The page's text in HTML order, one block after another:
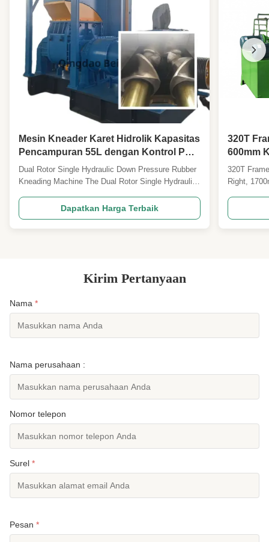
,10 Inch Karet Open Mill
Mesin Kneader Karet Hidrolik Kapasitas
Pencampuran 55L dengan Kontrol PLC
untuk Pemrosesan Karet yang Efisien
Dual Rotor Single Hydraulic Down Pressure Rubber
Kneading Machine The Dual Rotor Single Hydraulic
industrial equipment designed for mixing and
kneading rubber compounds with various additives
to achieve homogeneous mixtures. The hydraulic
Dapatkan Harga Terbaik
320T
600mm
Dan
Hot
320T
Right,
rubber
Kirim Pertanyaan
Nama *
Nama perusahaan :
Nomor telepon
Surel *
Pesan *